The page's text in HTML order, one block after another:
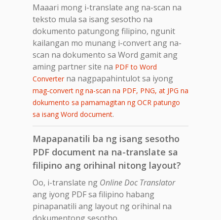
Maaari mong i-translate ang na-scan na
teksto mula sa isang sesotho na
dokumento patungong filipino, ngunit
kailangan mo munang i-convert ang na-
scan na dokumento sa Word gamit ang
aming partner site na PDF to Word
Converterna nagpapahintulot sa iyong
mag-convert ng na-scan na PDF, PNG, at JPG na
dokumento sa pamamagitan ng OCR patungo
sa isang Word document.
Mapapanatili ba ng isang sesotho
PDF document na na-translate sa
filipino ang orihinal nitong layout?
Oo, i-translate ng Online Doc Translator
ang iyong PDF sa filipino habang
pinapanatili ang layout ng orihinal na